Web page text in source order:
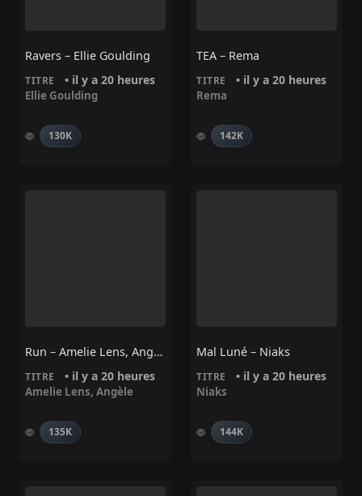
Ravers – Ellie Goulding
TITRE • il y a 20 heures
Ellie Goulding
130K
TEA – Rema
TITRE • il y a 20 heures
Rema
142K
Run – Amelie Lens, Angèle
TITRE • il y a 20 heures
Amelie Lens, Angèle
135K
Mal Luné – Niaks
TITRE • il y a 20 heures
Niaks
144K